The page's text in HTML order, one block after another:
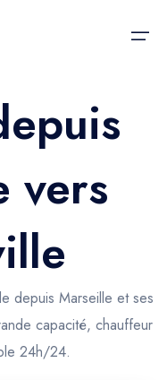
vers
depuis Marseille et ses
capacité, chauffeur
24h/24.